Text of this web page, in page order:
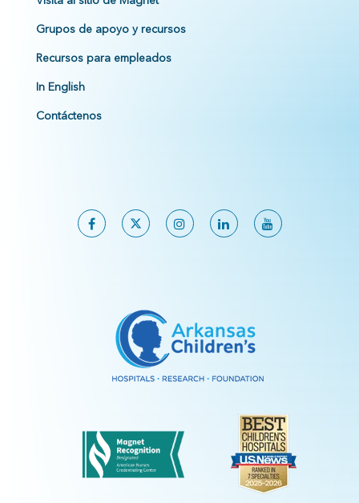
Grupos de apoyo y recursos
Recursos para empleados
In English
Contáctenos